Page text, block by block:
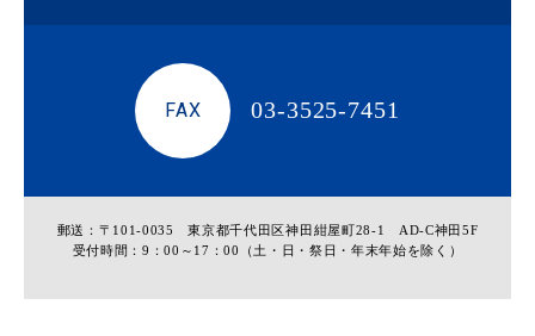
FAX 03-3525-7451
郵送：〒101-0035 東京都千代田区神田紺屋町28-1 AD-C神田5F
受付時間：9：00～17：00（土・日・祭日・年末年始を除く）